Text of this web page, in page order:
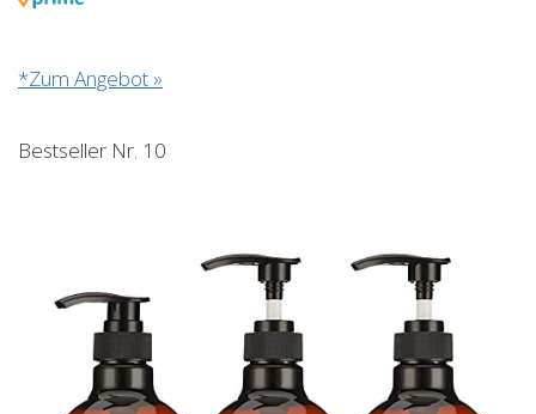
*Zum Angebot »
Bestseller Nr. 10